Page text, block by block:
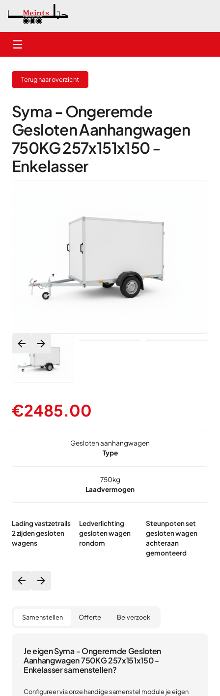
Nieuwe aanhangwagens
Gebruikte aanhangwagens
Verhuur
Onderhoud
Contact
Terug naar overzicht
Syma - Ongeremde
Gesloten Aanhangwagen
750KG 257x151x150 -
Enkelasser
€2485.00
Gesloten aanhangwagen
Type
750kg
Laadvermogen
Lading vastzetrails
2 zijden gesloten
wagens
Ledverlichting
gesloten wagen
rondom
Steunpoten set
gesloten wagen
achteraan
gemonteerd
Samenstellen Offerte Belverzoek
Je eigen Syma - Ongeremde Gesloten
Aanhangwagen 750KG 257x151x150 -
Enkelasser samenstellen?
Configureer via onze handige samenstel module je eigen